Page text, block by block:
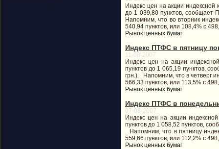
Индекс цен на акции
до 1 039,80 пунктов, сообщает
Напомним, что во вторник
540,94 пунктов, или 108,4% с
Рынок ценных бумаг
Индекс ПТФС в пятницу
11-08-2007
Индекс цен на акции
пунктов до 1 065,19 пунктов,
грн.). Напомним, что в четверг
566,33 пунктов, или 113,5% с
Рынок ценных бумаг
Индекс ПТФС в
07-08-2007
Индекс цен на акции
пунктов до 1 058,52 пунктов,
Напомним, что в пятницу
559,66 пунктов, или 112,2% с
Рынок ценных бумаг